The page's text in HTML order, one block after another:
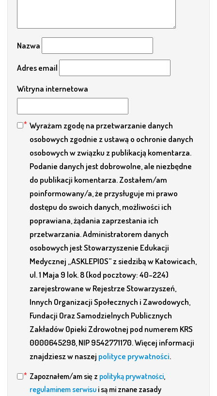
Nazwa
Adres email
Witryna internetowa
Wyrażam zgodę na przetwarzanie danych
osobowych zgodnie z ustawą o ochronie danych
osobowych w związku z publikacją komentarza.
Podanie danych jest dobrowolne, ale niezbędne
do publikacji komentarza. Zostałem/am
poinformowany/a, że przysługuje mi prawo
dostępu do swoich danych, możliwości ich
poprawiana, żądania zaprzestania ich
przetwarzania. Administratorem danych
osobowych jest Stowarzyszenie Edukacji
Medycznej „ASKLEPIOS” z siedzibą w Katowicach,
ul. 1 Maja 9 lok. 8 (kod pocztowy: 40-224)
zarejestrowane w Rejestrze Stowarzyszeń,
Innych Organizacji Społecznych i Zawodowych,
Fundacji Oraz Samodzielnych Publicznych
Zakładów Opieki Zdrowotnej pod numerem KRS
0000645298, NIP 9542771170. Więcej informacji
znajdziesz w naszej polityce prywatności.
Zapoznałem/am się z polityką prywatności
regulaminem serwisu i są mi znane zasady